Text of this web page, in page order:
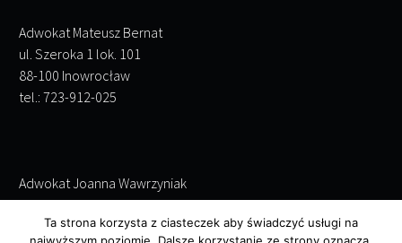
Adwokat Mateusz Bernat
ul. Szeroka 1 lok. 101
88-100 Inowrocław
tel.: 723-912-025
Adwokat Joanna Wawrzyniak
ul. Szeroka 1 lok. 101
88-100 Inowrocław
Ta strona korzysta z ciasteczek aby świadczyć usługi na